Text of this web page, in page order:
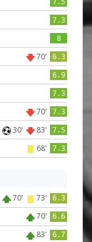
7.3
8
70' 6.3
6.9
7.3
70' 7.3
30' 83' 7.5
68' 7.3
70' 73' 6.3
70' 6.6
83' 6.7